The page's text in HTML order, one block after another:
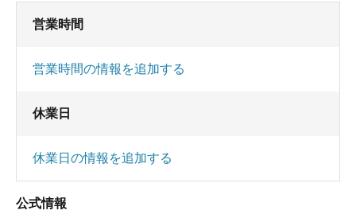
営業時間
営業時間の情報を追加する
休業日
休業日の情報を追加する
公式情報